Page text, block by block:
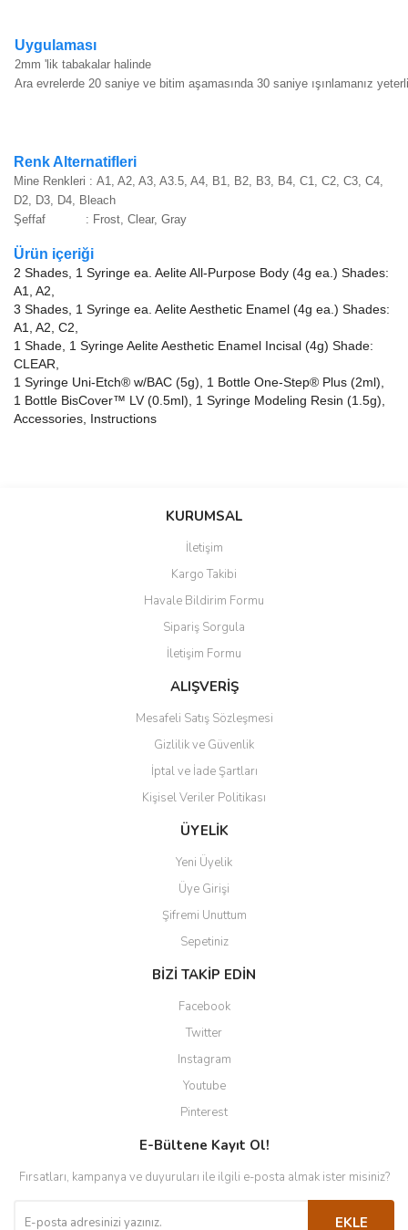
Uygulaması
2mm 'lik tabakalar halinde
Ara evrelerde 20 saniye ve bitim aşamasında 30 saniye ışınlamanız
Renk Alternatifleri
Mine Renkleri : A1, A2, A3, A3.5, A4, B1, B2, B3, B4, C1, C2, C3, C4,
D2, D3, D4, Bleach
Şeffaf : Frost, Clear, Gray
Ürün içeriği
2 Shades, 1 Syringe ea. Aelite All-Purpose Body (4g ea.) Shades:
A1, A2,
3 Shades, 1 Syringe ea. Aelite Aesthetic Enamel (4g ea.) Shades:
A1, A2, C2,
1 Shade, 1 Syringe Aelite Aesthetic Enamel Incisal (4g) Shade:
CLEAR,
1 Syringe Uni-Etch® w/BAC (5g), 1 Bottle One-Step® Plus (2ml),
1 Bottle BisCover™ LV (0.5ml), 1 Syringe Modeling Resin (1.5g),
Accessories, Instructions
Bu ürüne ilk yorumu siz yapın!
Ürün resmi kalitesiz, bozuk veya görüntülenemiyor.
Ürün açıklamasında eksik bilgiler bulunuyor.
Ürün bilgilerinde hatalar bulunuyor.
Ürün fiyatı diğer sitelerden daha pahalı.
Bu ürüne benzer farklı alternatifler olmalı.
Gönder
KURUMSAL
İletişim
Kargo Takibi
Havale Bildirim Formu
Sipariş Sorgula
İletişim Formu
ALIŞVERİŞ
Mesafeli Satış Sözleşmesi
Gizlilik ve Güvenlik
İptal ve İade Şartları
Kişisel Veriler Politikası
ÜYELİK
Yeni Üyelik
Üye Girişi
Şifremi Unuttum
Sepetiniz
BİZİ TAKİP EDİN
Facebook
Twitter
Instagram
Youtube
Pinterest
E-Bültene Kayıt Ol!
Fırsatları, kampanya ve duyuruları ile ilgili e-posta almak ister misiniz?
EKLE